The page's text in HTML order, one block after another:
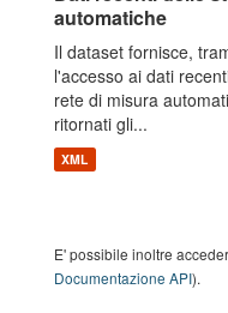
automatiche
Il dataset fornisce,
l'accesso ai dati
rete di misura
ritornati gli...
XML
E' possibile inoltre
Documentazione API).